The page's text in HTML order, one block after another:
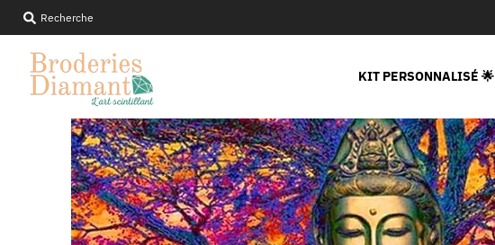
Recherche
KIT PERSONNALISÉ 🌟